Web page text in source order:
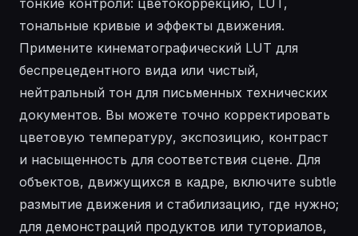
тонкие контроли: цветокоррекцию, LUT,
тональные кривые и эффекты движения.
Примените кинематографический LUT для
беспрецедентного вида или чистый,
нейтральный тон для письменных технических
документов. Вы можете точно корректировать
цветовую температуру, экспозицию, контраст
и насыщенность для соответствия сцене. Для
объектов, движущихся в кадре, включите subtle
размытие движения и стабилизацию, где нужно;
для демонстраций продуктов или туториалов,